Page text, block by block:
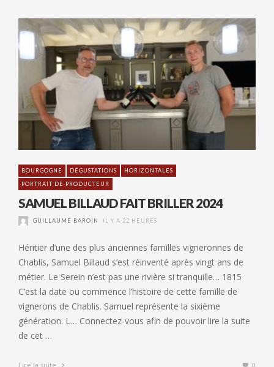
BOURGOGNE DÉGUSTATIONS
HORIZONTALES
PORTRAIT DE PRODUCTEUR
SAMUEL BILLAUD FAIT BRILLER 2024
GUILLAUME BAROIN IL Y A 22 HEURES
Héritier d’une des plus anciennes familles vigneronnes de
Chablis, Samuel Billaud s’est réinventé après vingt ans de
métier. Le Serein n’est pas une rivière si tranquille… 1815
C’est la date ou commence l’histoire de cette famille de
vignerons de Chablis. Samuel représente la sixième
génération. L… Connectez-vous afin de pouvoir lire la suite
de cet …
Lire la suite 0